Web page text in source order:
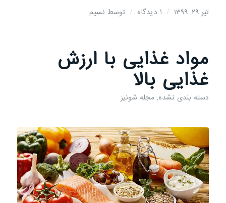
تیر ۲۹, ۱۳۹۹ / 1 دیدگاه / توسط نسیم
مواد غذایی با ارزش
غذایی بالا
دسته بندی نشده, مجله شونیز